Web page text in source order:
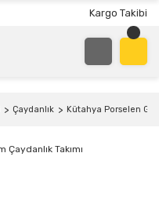
Kargo Takibi
Çaydanlık Kütahya Porselen